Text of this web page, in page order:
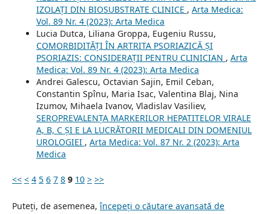
IZOLAȚI DIN BIOSUBSTRATE CLINICE , Arta Medica:
Vol. 89 Nr. 4 (2023): Arta Medica
Lucia Dutca, Liliana Groppa, Eugeniu Russu,
COMORBIDITĂȚI ÎN ARTRITA PSORIAZICĂ ȘI
PSORIAZIS: CONSIDERAȚII PENTRU CLINICIAN , Arta
Medica: Vol. 89 Nr. 4 (2023): Arta Medica
Andrei Galescu, Octavian Sajin, Emil Ceban,
Constantin Spînu, Maria Isac, Valentina Blaj, Nina
Izumov, Mihaela Ivanov, Vladislav Vasiliev,
SEROPREVALENȚA MARKERILOR HEPATITELOR VIRALE
A, B, C ȘI E LA LUCRĂTORII MEDICALI DIN DOMENIUL
UROLOGIEI , Arta Medica: Vol. 87 Nr. 2 (2023): Arta
Medica
<< < 4 5 6 7 8 9 10 > >>
Puteți, de asemenea,începeți o căutare avansată de